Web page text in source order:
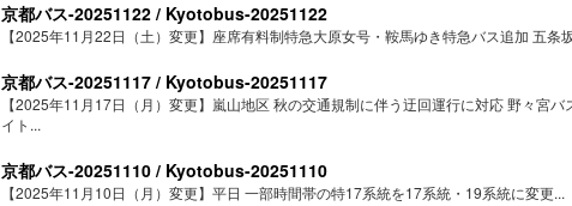
京都バス-20251122 / Kyotobus-20251122
【2025年11月22日（土）変更】座席有料制特急大原女号・鞍馬ゆき特急バス追加 五条
京都バス-20251117 / Kyotobus-20251117
【2025年11月17日（月）変更】嵐山地区 秋の交通規制に伴う迂回運行に対応 野々宮
イト...
京都バス-20251110 / Kyotobus-20251110
【2025年11月10日（月）変更】平日 一部時間帯の特17系統を17系統・19系統に変更...